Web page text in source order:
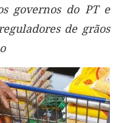
governos do PT e
de grãos